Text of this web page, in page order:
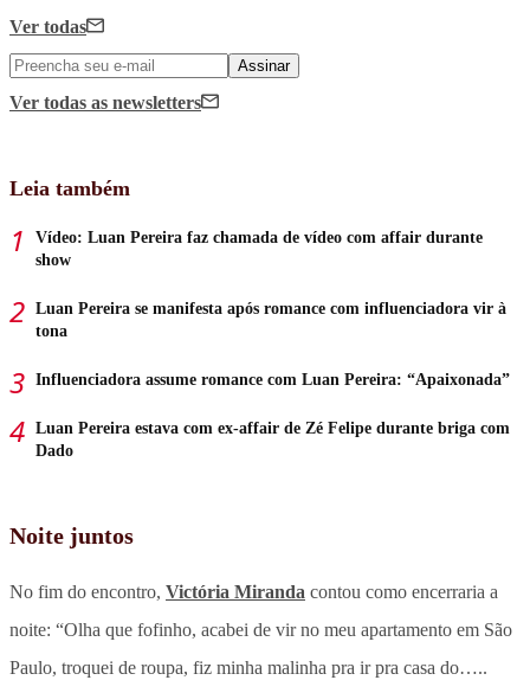
Ver todas
Assinar
Ver todas as newsletters
Leia também
Vídeo: Luan Pereira faz chamada de vídeo com affair durante
show
Luan Pereira se manifesta após romance com influenciadora vir à
tona
Influenciadora assume romance com Luan Pereira: “Apaixonada”
Luan Pereira estava com ex-affair de Zé Felipe durante briga com
Dado
Noite juntos
No fim do encontro, Victória Miranda contou como encerraria a
noite: “Olha que fofinho, acabei de vir no meu apartamento em São
Paulo, troquei de roupa, fiz minha malinha pra ir pra casa do…..